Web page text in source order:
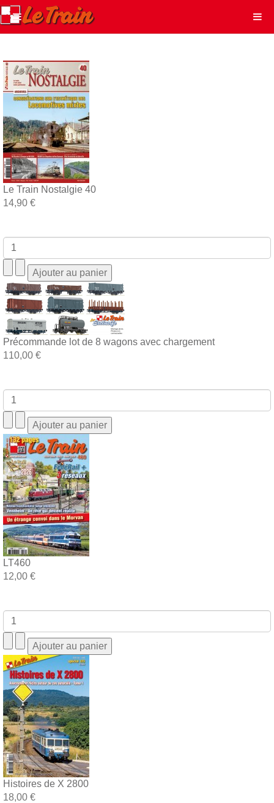
Le Train Nostalgie 40
14,90 €
Précommande lot de 8 wagons avec chargement
110,00 €
LT460
12,00 €
Histoires de X 2800
18,00 €